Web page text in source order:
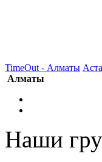
TimeOut - Алматы
Алматы
Наши